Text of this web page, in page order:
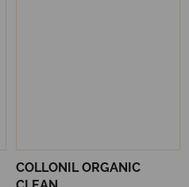
COLLONIL ORGANIC